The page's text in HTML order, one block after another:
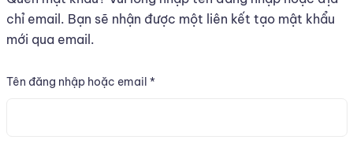
sức
khỏe
chỉ email. Bạn sẽ nhận được một liên kết tạo mật khẩu
mới qua email.
Tên đăng nhập hoặc email *Bắt